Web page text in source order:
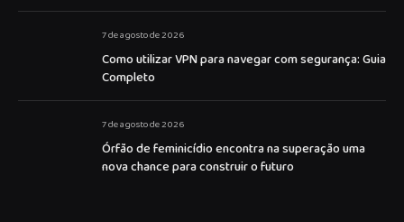
7 de agosto de 2026
Como utilizar VPN para navegar com segurança: Guia
Completo
7 de agosto de 2026
Órfão de feminicídio encontra na superação uma
nova chance para construir o futuro